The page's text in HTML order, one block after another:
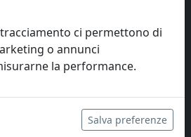
ci permettono di
o annunci
la performance.
Salva preferenze
Offerte a tempo, coupon di
per gli utenti registrati.